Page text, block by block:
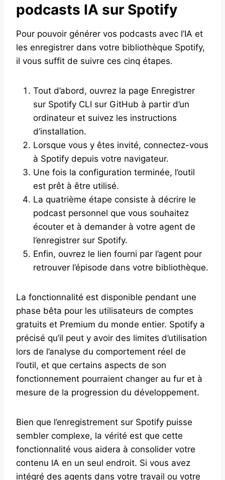
podcasts IA sur Spotify
Pour pouvoir générer vos podcasts avec l’IA et
les enregistrer dans votre bibliothèque Spotify,
il vous suffit de suivre ces cinq étapes.
Tout d’abord, ouvrez la page Enregistrer
sur Spotify CLI sur GitHub à partir d’un
ordinateur et suivez les instructions
d’installation.
Lorsque vous y êtes invité, connectez-vous
à Spotify depuis votre navigateur.
Une fois la configuration terminée, l’outil
est prêt à être utilisé.
La quatrième étape consiste à décrire le
podcast personnel que vous souhaitez
écouter et à demander à votre agent de
l’enregistrer sur Spotify.
Enfin, ouvrez le lien fourni par l’agent pour
retrouver l’épisode dans votre bibliothèque.
La fonctionnalité est disponible pendant une
phase bêta pour les utilisateurs de comptes
gratuits et Premium du monde entier. Spotify a
précisé qu’il peut y avoir des limites d’utilisation
lors de l’analyse du comportement réel de
l’outil, et que certains aspects de son
fonctionnement pourraient changer au fur et à
mesure de la progression du développement.
Bien que l’enregistrement sur Spotify puisse
sembler complexe, la vérité est que cette
fonctionnalité vous aidera à consolider votre
contenu IA en un seul endroit. Si vous avez
intégré des agents dans votre travail ou votre